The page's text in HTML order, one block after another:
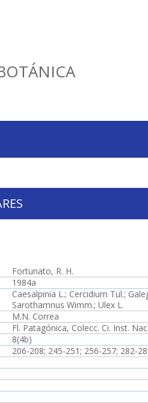
Fortunato, R. H.
1984a
Caesalpinia L.; Cercidium Tul.;
Sarothamnus Wimm.; Ulex L.
M.N. Correa
Fl. Patagónica, Colecc. Ci. Inst.
8(4b)
206-208; 245-251; 256-257; 282-